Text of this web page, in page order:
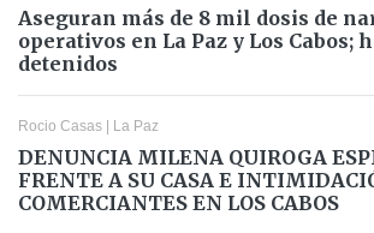
Aseguran más de 8 mil dosis de
operativos en La Paz y Los Cabos;
detenidos
Rocio Casas La Paz
DENUNCIA MILENA QUIROGA
FRENTE A SU CASA E
COMERCIANTES EN LOS CABOS